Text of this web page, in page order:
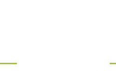
איסוף עצמי ללא עלות מסניף טבריה .